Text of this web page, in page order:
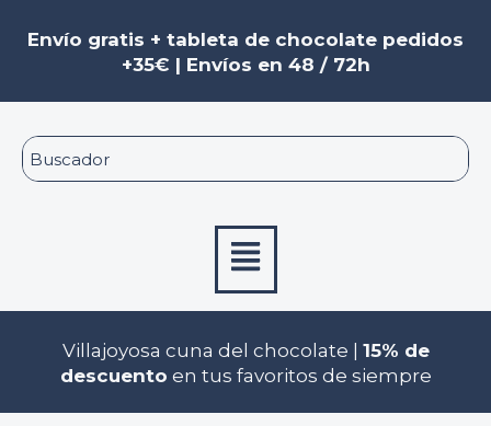
Envío gratis + tableta de chocolate pedidos
+35€ | Envíos en 48 / 72h
Menú
Villajoyosa cuna del chocolate | 15% de
descuento en tus favoritos de siempre
de